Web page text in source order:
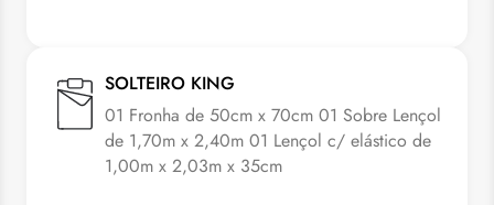
SOLTEIRO KING
01 Fronha de 50cm x 70cm 01 Sobre Lençol
de 1,70m x 2,40m 01 Lençol c/ elástico de
1,00m x 2,03m x 35cm